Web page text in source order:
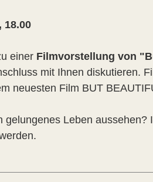
18.00
einer Filmvorstellung von
mit Ihnen diskutieren.
neuesten Film BUT
gelungenes Leben